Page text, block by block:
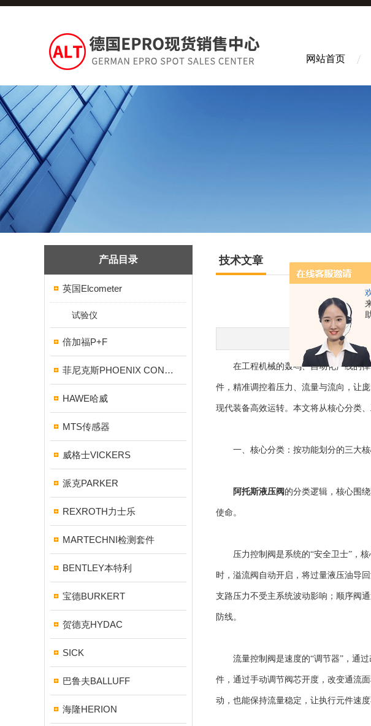
网站首页
产品目录
英国Elcometer
试验仪
倍加福P+F
菲尼克斯PHOENIX CONTACT
HAWE哈威
MTS传感器
威格士VICKERS
派克PARKER
REXROTH力士乐
MARTECHNI检测套件
BENTLEY本特利
宝德BURKERT
贺德克HYDAC
SICK
巴鲁夫BALLUFF
海隆HERION
技术文章
流
在工程机械的轰鸣、自动化产线的律
件，精准调控着压力、流量与流向，让
现代装备高效运转。本文将从核心分类
一、核心分类：按功能划分的三大核
阿托斯液压阀 的分类逻辑，核心围
使命。
压力控制阀是系统的“安全卫士”，核
时，溢流阀自动开启，将过量液压油导
支路压力不受主系统波动影响；顺序阀
防线。
流量控制阀是速度的“调节器”，通过
件，通过手动调节阀芯开度，改变通流
动，也能保持流量稳定，让执行元件速